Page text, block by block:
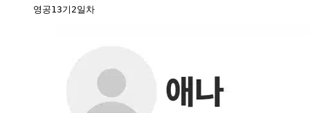
영공13기2일차